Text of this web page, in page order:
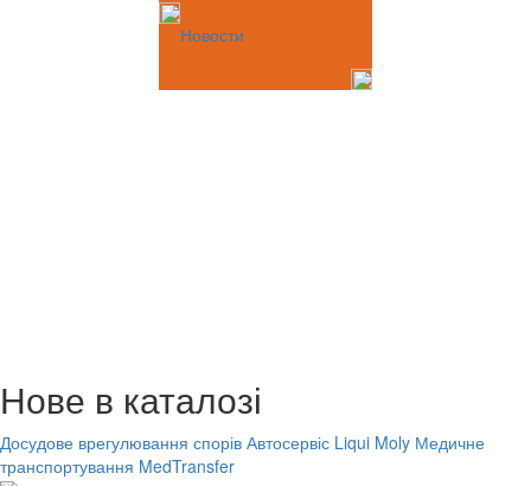
Новости
Нове в каталозі
Досудове врегулювання спорів Автосервіс Liqui Moly Медичне
транспортування MedTransfer